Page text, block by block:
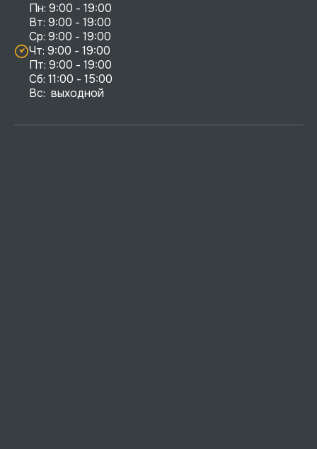
Пн: 9:00 - 19:00
Вт: 9:00 - 19:00
Ср: 9:00 - 19:00
Чт: 9:00 - 19:00
Пт: 9:00 - 19:00
Сб: 11:00 - 15:00
Вс:  выходной